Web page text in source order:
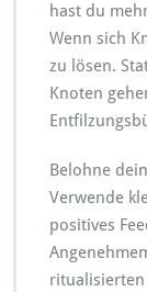
hast du
Wenn sich
zu lösen.
Knoten
Belohne
Verwende
positives
ritualisierten